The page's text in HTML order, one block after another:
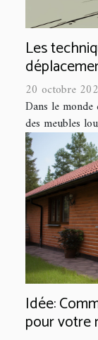
Les
20 octobre
Dans le monde
des meubles
Idée:
pour votre